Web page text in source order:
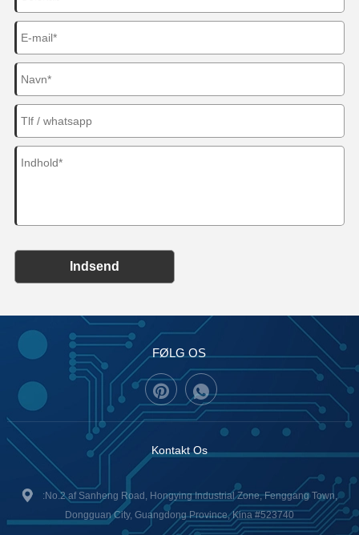
Indsend
FØLG OS
Kontakt Os
:No.2 af Sanheng Road, Hongying Industrial Zone, Fenggang Town,
Dongguan City, Guangdong Province, Kina #523740